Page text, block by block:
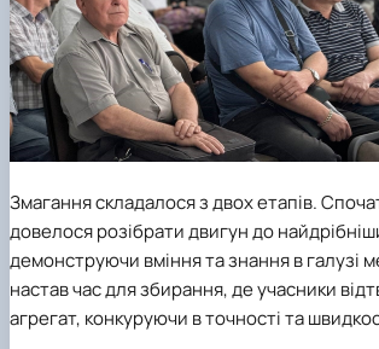
Змагання складалося з двох етапів.
довелося розібрати двигун до
демонструючи вміння та знання в галузі
настав час для збирання, де учасники
агрегат, конкуруючи в точності та